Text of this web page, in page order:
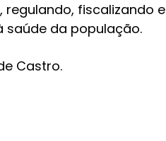
fiscalizando e
saúde da população.
Castro.